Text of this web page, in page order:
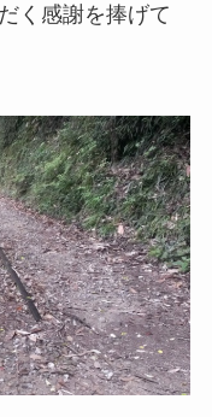
く感謝を捧げて